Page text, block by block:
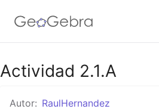
Google Classroom
GeoGebra Classroom
Actividad 2.1.A
Autor: RaulHernandez